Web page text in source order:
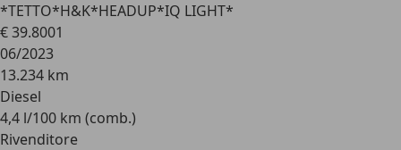
*TETTO*H&K*HEADUP*IQ LIGHT*
€ 39.8001
06/2023
13.234 km
Diesel
4,4 l/100 km (comb.)
Rivenditore